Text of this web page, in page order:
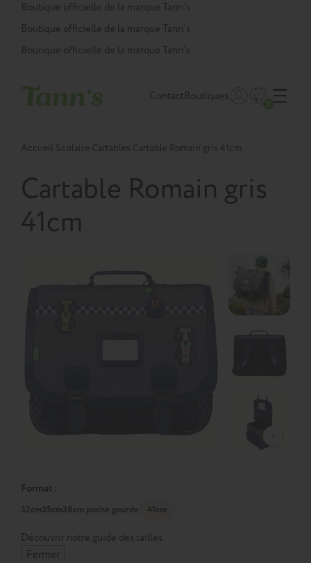
Panneau de gestion des cookies
Boutique officielle de la marque Tann’s
Boutique officielle de la marque Tann’s
Boutique officielle de la marque Tann’s
ContactBoutiques
Accueil Scolaire Cartables Cartable Romain gris 41cm
Cartable Romain gris
41cm
Format :
32cm35cm38cm poche gourde 41cm
Découvrir notre guide des tailles
Fermer